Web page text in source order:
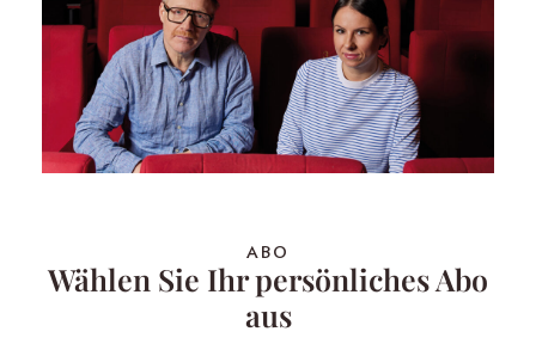
ABO
Wählen Sie Ihr persönliches Abo
aus